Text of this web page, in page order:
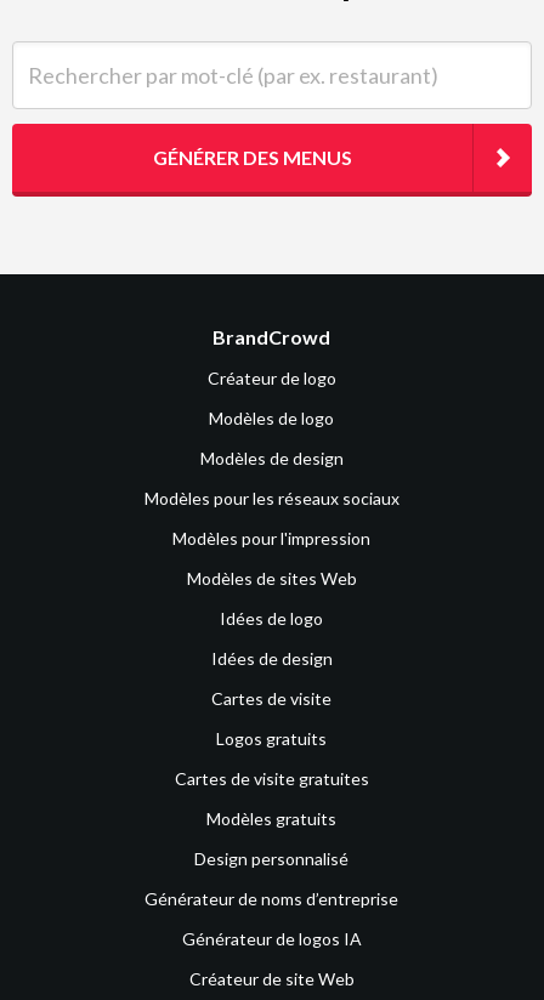
GÉNÉRER DES MENUS
BrandCrowd
Créateur de logo
Modèles de logo
Modèles de design
Modèles pour les réseaux sociaux
Modèles pour l'impression
Modèles de sites Web
Idées de logo
Idées de design
Cartes de visite
Logos gratuits
Cartes de visite gratuites
Modèles gratuits
Design personnalisé
Générateur de noms d’entreprise
Générateur de logos IA
Créateur de site Web